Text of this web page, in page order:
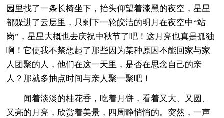
园里找了一条长椅坐下，抬头仰望着漆黑的夜空，星星
都躲进了云层里，只剩下一轮皎洁的明月在夜空中“站
岗”，星星大概也去庆祝中秋节了吧！这月亮也真是孤独
啊！它使我不禁想起了那些因为某种原因不能回家与家
人团聚的人，他们在这一天里，是否在思念自己的亲
人？那就多抽点时间与亲人聚一聚吧！
闻着淡淡的桂花香，吃着月饼，看着又大、又圆、
又亮的月亮，欣赏着美景，四周静悄悄的。突然，一声